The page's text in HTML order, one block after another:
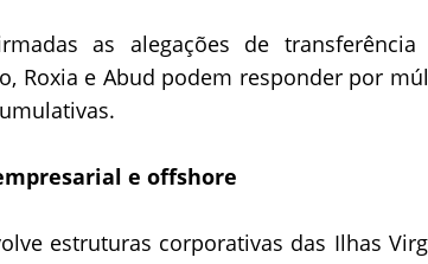
as alegações de
Roxia e Abud podem responder por
e offshore
estruturas corporativas das Ilhas